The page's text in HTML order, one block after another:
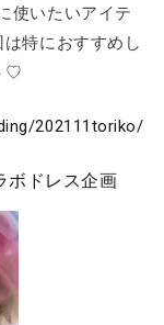
使いたいアイテ
特におすすめし
♡
202111toriko/
ボドレス企画